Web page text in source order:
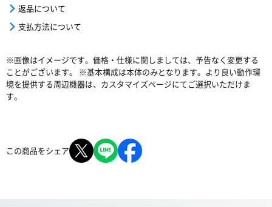
返品について
支払方法について
※画像はイメージです。価格・仕様に関しましては、予告なく変更する
ことがございます。 ※基本構成は本体のみとなります。より良い動作環
境を提供する周辺機器は、カスタマイズページにてご選択いただけま
す。
この商品をシェア